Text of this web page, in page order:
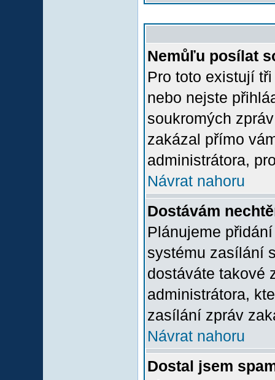
Nemůľu posílat
Pro toto existují
nebo nejste
soukromých
zakázal přímo
administrátora,
Návrat nahoru
Dostávám
Plánujeme
systému zasílání
dostáváte takové
administrátora,
zasílání zpráv
Návrat nahoru
Dostal jsem